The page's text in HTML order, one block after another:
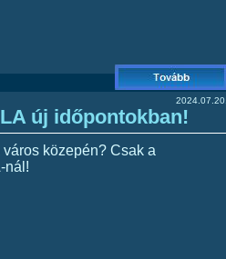
2024.07.20.
új időpontokban!
közepén? Csak a
nál!